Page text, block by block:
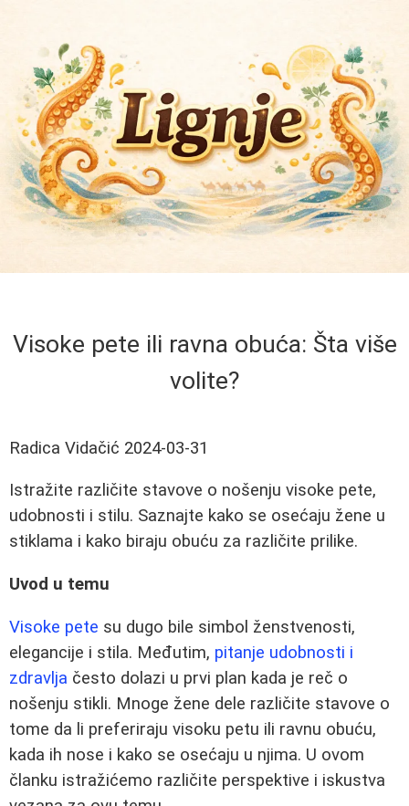
Visoke pete ili ravna obuća: Šta više
volite?
Radica Vidačić 2024-03-31
Istražite različite stavove o nošenju visoke pete,
udobnosti i stilu. Saznajte kako se osećaju žene u
stiklama i kako biraju obuću za različite prilike.
Uvod u temu
Visoke pete su dugo bile simbol ženstvenosti,
elegancije i stila. Međutim, pitanje udobnosti i
zdravlja često dolazi u prvi plan kada je reč o
nošenju stikli. Mnoge žene dele različite stavove o
tome da li preferiraju visoku petu ili ravnu obuću,
kada ih nose i kako se osećaju u njima. U ovom
članku istražićemo različite perspektive i iskustva